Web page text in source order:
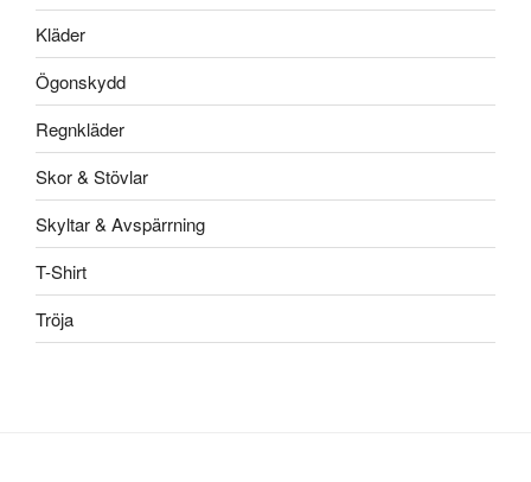
Kläder
Ögonskydd
Regnkläder
Skor & Stövlar
Skyltar & Avspärrning
T-Shirt
Tröja